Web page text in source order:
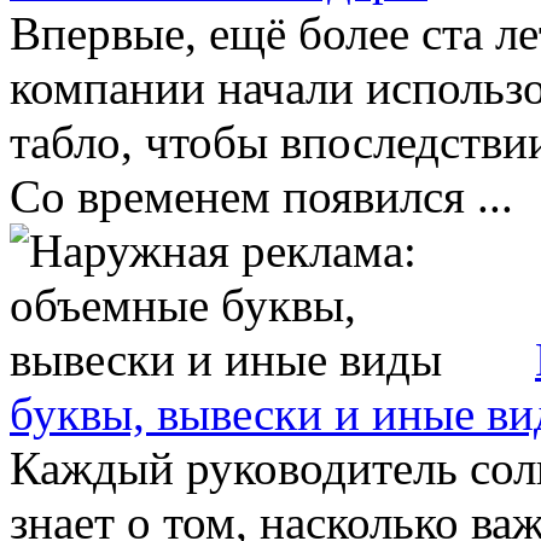
Впервые, ещё более ста
компании начали
табло, чтобы
Со временем появился ...
буквы, вывески и иные
Каждый руководитель
знает о том, насколько